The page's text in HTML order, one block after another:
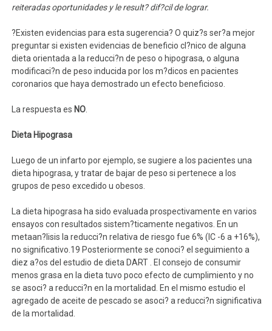
reiteradas oportunidades y le result? dif?cil de lograr.
?Existen evidencias para esta sugerencia? O quiz?s ser?a mejor
preguntar si existen evidencias de beneficio cl?nico de alguna
dieta orientada a la reducci?n de peso o hipograsa, o alguna
modificaci?n de peso inducida por los m?dicos en pacientes
coronarios que haya demostrado un efecto beneficioso.
La respuesta es NO
Dieta Hipograsa
Luego de un infarto por ejemplo, se sugiere a los pacientes una
dieta hipograsa, y tratar de bajar de peso si pertenece a los
grupos de peso excedido u obesos.
La dieta hipograsa ha sido evaluada prospectivamente en varios
ensayos con resultados sistem?ticamente negativos. En un
metaan?lisis la reducci?n relativa de riesgo fue 6% (IC -6 a +16%),
no significativo.19 Posteriormente se conoci? el seguimiento a
diez a?os del estudio de dieta DART . El consejo de consumir
menos grasa en la dieta tuvo poco efecto de cumplimiento y no
se asoci? a reducci?n en la mortalidad. En el mismo estudio el
agregado de aceite de pescado se asoci? a reducci?n significativa
de la mortalidad.